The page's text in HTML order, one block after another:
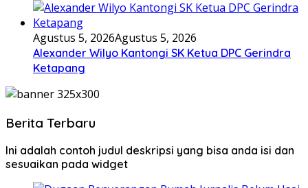
Agustus 5, 2026Agustus 5, 2026
Alexander Wilyo Kantongi SK Ketua DPC Gerindra
Ketapang
Berita Terbaru
Ini adalah contoh judul deskripsi yang bisa anda isi dan
sesuaikan pada widget